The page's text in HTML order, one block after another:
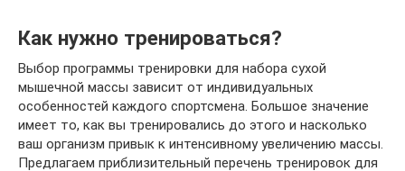
Как нужно тренироваться?
Выбор программы тренировки для набора сухой
мышечной массы зависит от индивидуальных
особенностей каждого спортсмена. Большое значение
имеет то, как вы тренировались до этого и насколько
ваш организм привык к интенсивному увеличению массы.
Предлагаем приблизительный перечень тренировок для